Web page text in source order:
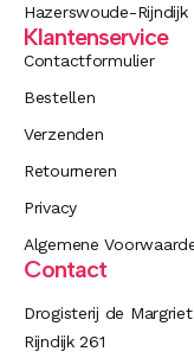
Hazerswoude-Rijndijk
Klantenservice
Contactformulier
Bestellen
Verzenden
Retourneren
Privacy
Algemene
Contact
Drogisterij de Margriet
Rijndijk 261